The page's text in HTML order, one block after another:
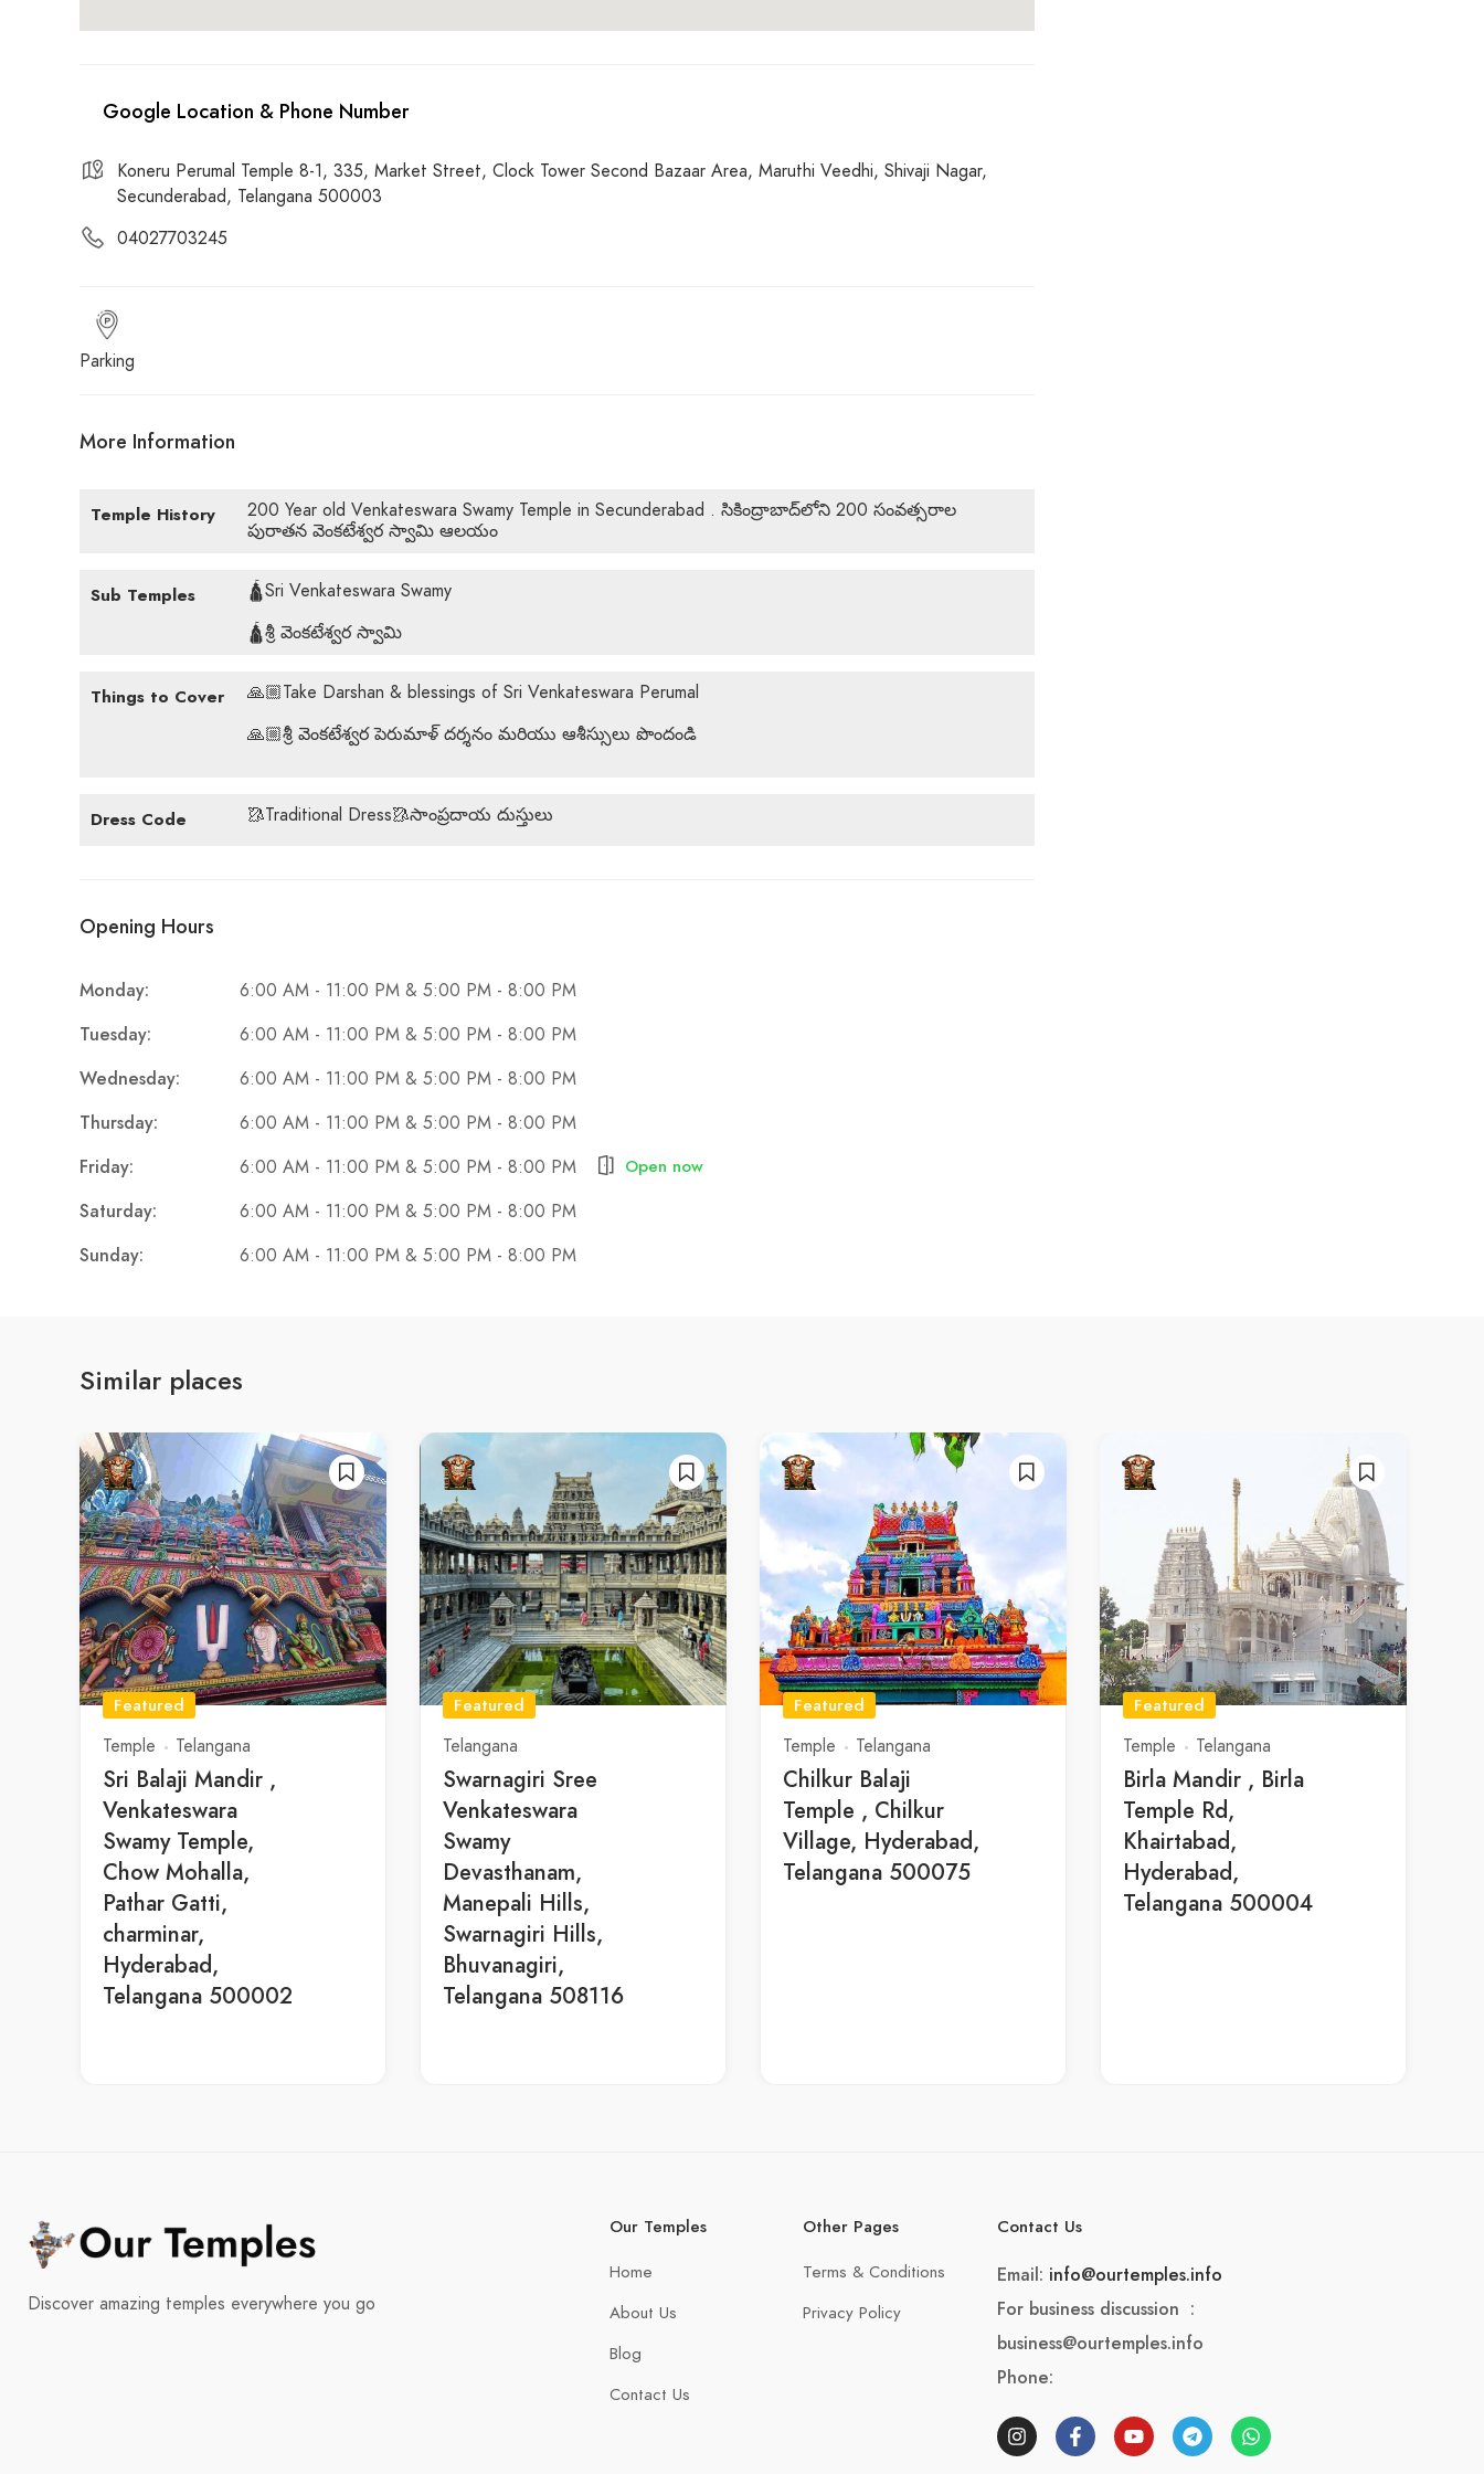
Koneru Perumal Temple 8-1, 335, Market Street, Clock Tower Second Bazaar Area, Maruthi Veedhi, Shivaji Nagar,
Secunderabad, Telangana 500003
04027703245
Parking
More Information
Temple History
200 Year old Venkateswara Swamy Temple in Secunderabad . సికింద్రాబాద్‌లోని 200 సంవత్సరాల
పురాతన వెంకటేశ్వర స్వామి ఆలయం
Sub Temples
🛕Sri Venkateswara Swamy
🛕శ్రీ వెంకటేశ్వర స్వామి
Things to Cover
🙏🏼Take Darshan & blessings of Sri Venkateswara Perumal
🙏🏼శ్రీ వెంకటేశ్వర పెరుమాళ్ దర్శనం మరియు ఆశీస్సులు పొందండి
Dress Code 🥻Traditional Dress🥻సాంప్రదాయ దుస్తులు
Opening Hours
Monday: 6:00 AM - 11:00 PM & 5:00 PM - 8:00 PM
Tuesday: 6:00 AM - 11:00 PM & 5:00 PM - 8:00 PM
Wednesday: 6:00 AM - 11:00 PM & 5:00 PM - 8:00 PM
Thursday: 6:00 AM - 11:00 PM & 5:00 PM - 8:00 PM
Friday: 6:00 AM - 11:00 PM & 5:00 PM - 8:00 PM Open now
Saturday: 6:00 AM - 11:00 PM & 5:00 PM - 8:00 PM
Sunday: 6:00 AM - 11:00 PM & 5:00 PM - 8:00 PM
Similar places
Featured
Temple
Telangana
Sri Balaji Mandir ,
Venkateswara
Swamy Temple,
Chow Mohalla,
Pathar Gatti,
charminar,
Hyderabad,
Telangana 500002
Featured
Telangana
Swarnagiri Sree
Venkateswara
Swamy
Devasthanam,
Manepali Hills,
Swarnagiri Hills,
Bhuvanagiri,
Telangana 508116
Featured
Temple
Telangana
Chilkur Balaji
Temple , Chilkur
Village, Hyderabad,
Telangana 500075
Featured
Temple
Telangana
Birla Mandir , Birla
Temple Rd,
Khairtabad,
Hyderabad,
Telangana 500004
Discover amazing temples everywhere you go
Our Temples
Home
About Us
Blog
Contact Us
Other Pages
Terms & Conditions
Privacy Policy
Contact Us
Email: info@ourtemples.info
For business discussion :
business@ourtemples.info
Phone: